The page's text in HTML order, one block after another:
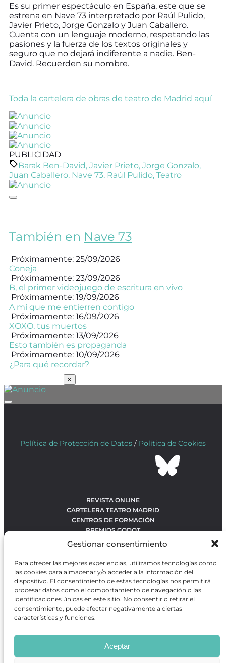
Gestionar consentimiento
Para ofrecer las mejores experiencias, utilizamos tecnologías como
las cookies para almacenar y/o acceder a la información del
dispositivo. El consentimiento de estas tecnologías nos permitirá
procesar datos como el comportamiento de navegación o las
identificaciones únicas en este sitio. No consentir o retirar el
consentimiento, puede afectar negativamente a ciertas
características y funciones.
Aceptar
Es su primer espectáculo en España, este que se
estrena en Nave 73 interpretado por Raúl Pulido,
Javier Prieto, Jorge Gonzalo y Juan Caballero.
Cuenta con un lenguaje moderno, respetando las
pasiones y la fuerza de los textos originales y
seguro que no dejará indiferente a nadie. Ben-
David. Recuerden su nombre.
Toda la cartelera de obras de teatro de Madrid aquí
PUBLICIDAD
Barak Ben-David, Javier Prieto, Jorge Gonzalo,
Juan Caballero, Nave 73, Raúl Pulido, Teatro
También en Nave 73
Próximamente: 25/09/2026
Coneja
Próximamente: 23/09/2026
B, el primer videojuego de escritura en vivo
Próximamente: 19/09/2026
A mí que me entierren contigo
Próximamente: 16/09/2026
XOXO, tus muertos
Próximamente: 13/09/2026
Esto también es propaganda
Próximamente: 10/09/2026
¿Para qué recordar?
×
Política de Protección de Datos / Política de Cookies
REVISTA ONLINE
CARTELERA TEATRO MADRID
CENTROS DE FORMACIÓN
PREMIOS GODOT
CONTACTO
OBRAS MÁS VOTADAS
RANKING MEJORES OBRAS
BÚSQUEDA AVANZADA DE OBRAS
en información sobre artes escénicas de Madrid, gratuita y
que se distribuye en espacios escénicos, además de otros
puntos de interés turístico y de ocio de la capital.